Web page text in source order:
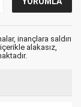
inançlara saldırı
alakasız,